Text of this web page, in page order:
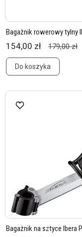
Bagażnik rowerowy tylny
154,00 zł 179,00 zł
Do koszyka
Bagażnik na sztyce Ibera